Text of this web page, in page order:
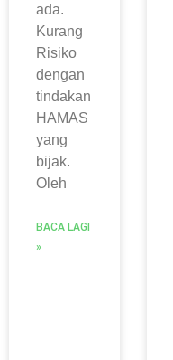
ada.
Kurang
Risiko
dengan
tindakan
HAMAS
yang
bijak.
Oleh
BACA LAGI
»